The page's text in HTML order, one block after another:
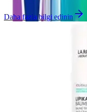
Daha fazla bilgi edinin